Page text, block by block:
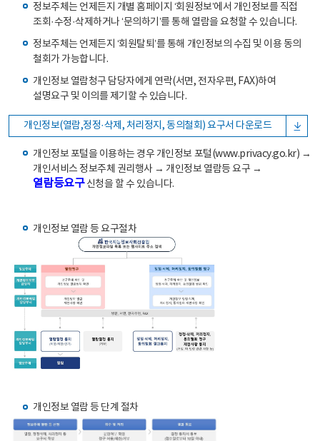
정보주체는 언제든지 개별 홈페이지 ‘회원정보’에서 개인정보를 직접
조회·수정·삭제하거나 ‘문의하기’를 통해 열람을 요청할 수 있습니다.
정보주체는 언제든지 ‘회원탈퇴’를 통해 개인정보의 수집 및 이용 동의
철회가 가능합니다.
개인정보 열람청구 담당자에게 연락(서면, 전자우편, FAX)하여
설명요구 및 이의를 제기할 수 있습니다.
개인정보(열람,정정·삭제, 처리정지, 동의철회) 요구서 다운로드
개인정보 포털을 이용하는 경우 개인정보 포털(www.privacy.go.kr) →
개인서비스 정보주체 권리행사 → 개인정보 열람등 요구 →
열람등요구신청을 할 수 있습니다.
개인정보 열람 등 요구절차
개인정보 열람 등 단계 절차